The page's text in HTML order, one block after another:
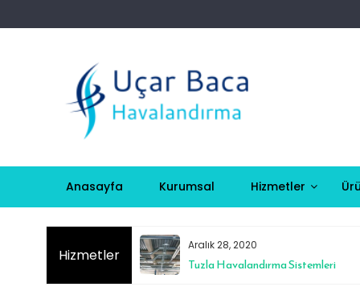
to
Anasayfa Kurumsal Hizmetler
Hizmetler
Aralık 28, 2020
Tuzla Havalandırma Sistemleri